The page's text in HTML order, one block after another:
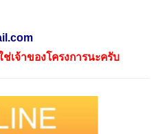
เจ้าของโครงการนะครับ